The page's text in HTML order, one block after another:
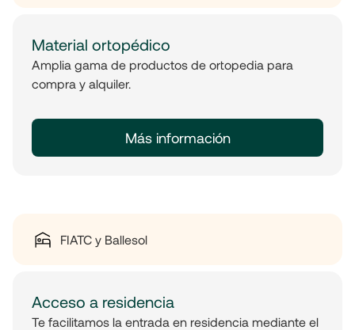
Material ortopédico
Amplia gama de productos de ortopedia para
compra y alquiler.
Más información
FIATC y Ballesol
Acceso a residencia
Te facilitamos la entrada en residencia mediante el